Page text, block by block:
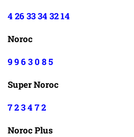
4 26 33 34 32 14
Noroc
9 9 6 3 0 8 5
Super Noroc
7 2 3 4 7 2
Noroc Plus